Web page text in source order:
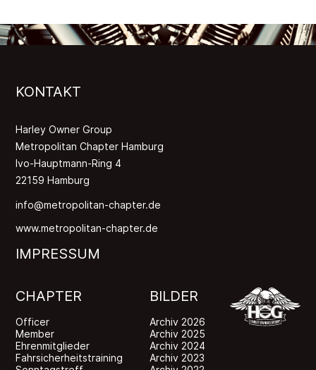
KONTAKT
Harley Owner Group
Metropolitan Chapter Hamburg
Ivo-Hauptmann-Ring 4
22159 Hamburg
info@metropolitan-chapter.de
www.metropolitan-chapter.de
IMPRESSUM
CHAPTER
Officer
Member
Ehrenmitglieder
Fahrsicherheitstraining
BILDER
Archiv 2026
Archiv 2025
Archiv 2024
Archiv 2023